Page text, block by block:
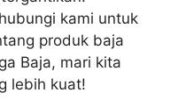
kami untuk
produk baja
Baja, mari kita
lebih kuat!